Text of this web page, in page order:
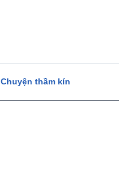
Chuyện thầm kín